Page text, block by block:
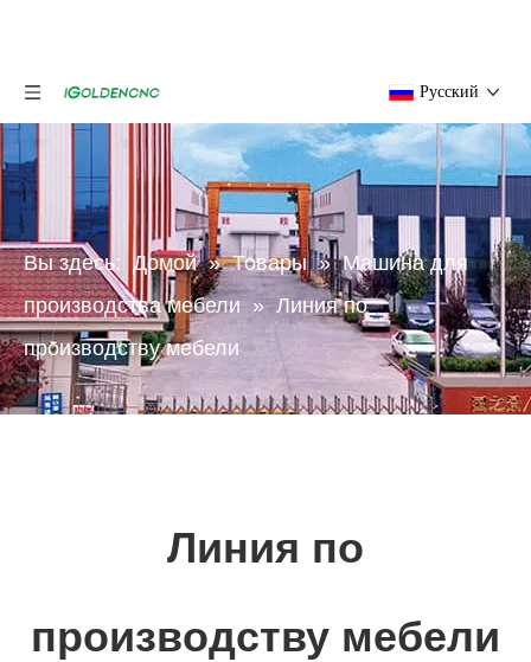
Pусский
Вы здесь: Домой » Товары » Машина для
производства мебели » Линия по
производству мебели
Линия по
производству мебели